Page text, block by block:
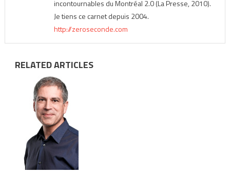
incontournables du Montréal 2.0 (La Presse, 2010).
Je tiens ce carnet depuis 2004.
http://zeroseconde.com
RELATED ARTICLES